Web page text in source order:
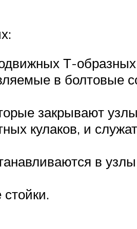
Т-
в болтовые
закрывают
кулаков, и
в